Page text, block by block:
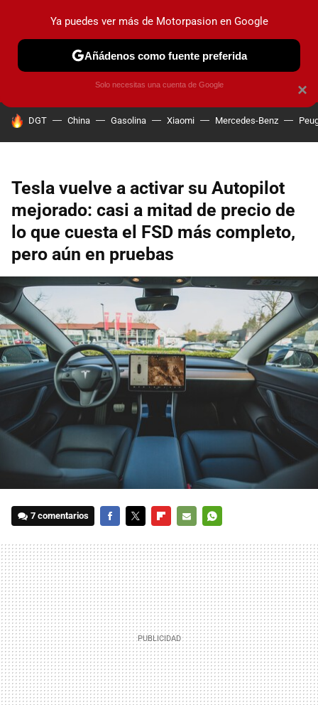
PRUEBAS COCHES ELÉCTRICOS OBSERVATORIO
HOY SE HABLA DE
DGT China Gasolina Xiaomi Mercedes-Benz
Tesla vuelve a activar su Autopilot
mejorado: casi a mitad de precio de
lo que cuesta el FSD más completo,
pero aún en pruebas
7 comentarios
MAIL
×
Ya puedes ver más de Motorpasion en Google
Añádenos como fuente preferida
Solo necesitas una cuenta de Google